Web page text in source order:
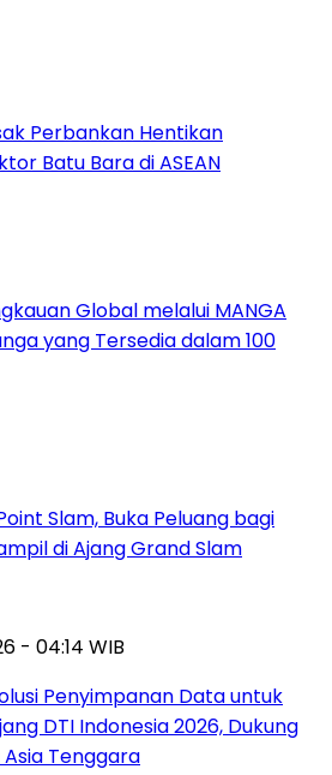
Perbankan Hentikan
Batu Bara di ASEAN
Global melalui MANGA
yang Tersedia dalam 100
Slam, Buka Peluang bagi
di Ajang Grand Slam
- 04:14 WIB
Penyimpanan Data untuk
DTI Indonesia 2026, Dukung
Tenggara